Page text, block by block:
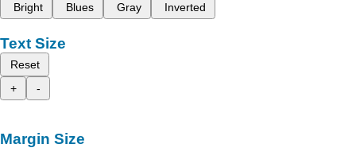
Bright
Blues Gray Inverted
Text Size
Reset
+
-
Margin Size